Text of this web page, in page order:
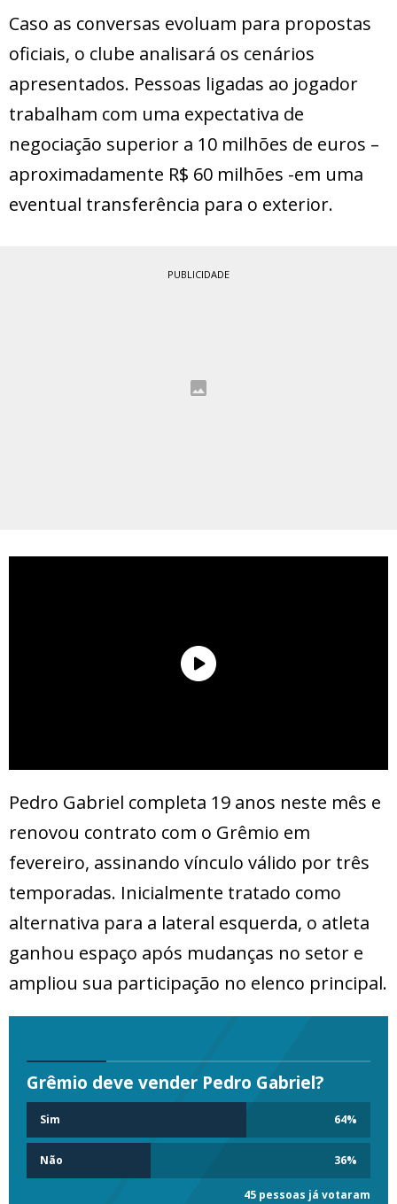
Caso as conversas evoluam para propostas
oficiais, o clube analisará os cenários
apresentados. Pessoas ligadas ao jogador
trabalham com uma expectativa de
negociação superior a 10 milhões de euros –
aproximadamente R$ 60 milhões -em uma
eventual transferência para o exterior.
PUBLICIDADE
Pedro Gabriel completa 19 anos neste mês e
renovou contrato com o Grêmio em
fevereiro, assinando vínculo válido por três
temporadas. Inicialmente tratado como
alternativa para a lateral esquerda, o atleta
ganhou espaço após mudanças no setor e
ampliou sua participação no elenco principal.
Grêmio deve vender Pedro Gabriel?
Sim 64%
Não 36%
45 pessoas já votaram